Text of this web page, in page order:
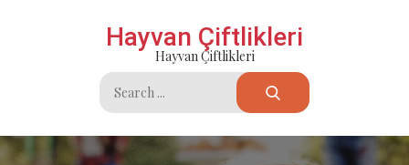
Hayvan Çiftlikleri
Hayvan Çiftlikleri
Search
for: